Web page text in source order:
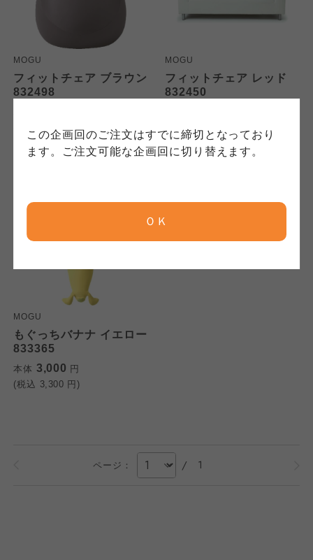
この企画回のご注文はすでに締切となっており
ます。ご注文可能な企画回に切り替えます。
ＯＫ
MOGU
フィットチェア ブラウン
832498
8,800円)
MOGU
フィットチェア レッド
832450
(税込8,800 円)
MOGU
もぐっちバナナ イエロー
833365
本体 3,000 円
(税込 3,300 円)
ページ： / 1
コープきんき事業連合が運営しています。ご自
身が加入されている生協が定める利用約款をご
確認のうえ、ご利用ください。なお、クチコミ
投稿については、利用約款の細則として規定さ
れています。
コープしが
ならコープ
連合、ならびに各生協の「個人情報保護方針」
にもどづいて、コープ事業連合が適切に管理を
おこなっています。
コープ事業連合、ならびに各生協の「個人情報
保護方針」については各生協のボタンをクリッ
クしてご確認ください。
コープしが
ならコープ
よどがわ市民生協
コープきんき事業連合が運営しています。販売
責任者は、それぞれご利用の生協となります。
各生協の「特定商取引法に基づく表記につい
て」については各生協のボタンをクリックして
ご確認ください。
コープしが
ならコープ